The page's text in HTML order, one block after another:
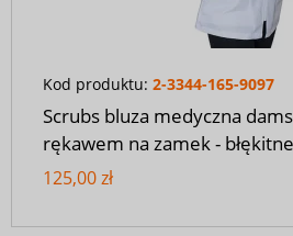
Kod produktu: 2-3344-165-9097
Scrubs bluza medyczna
rękawem na zamek -
125,00 zł